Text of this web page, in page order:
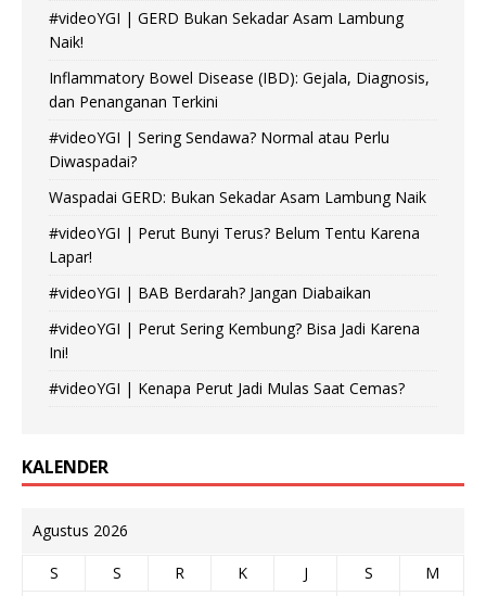
#videoYGI | GERD Bukan Sekadar Asam Lambung
Naik!
Inflammatory Bowel Disease (IBD): Gejala, Diagnosis,
dan Penanganan Terkini
#videoYGI | Sering Sendawa? Normal atau Perlu
Diwaspadai?
Waspadai GERD: Bukan Sekadar Asam Lambung Naik
#videoYGI | Perut Bunyi Terus? Belum Tentu Karena
Lapar!
#videoYGI | BAB Berdarah? Jangan Diabaikan
#videoYGI | Perut Sering Kembung? Bisa Jadi Karena
Ini!
#videoYGI | Kenapa Perut Jadi Mulas Saat Cemas?
KALENDER
Agustus 2026
S S R K J S
M